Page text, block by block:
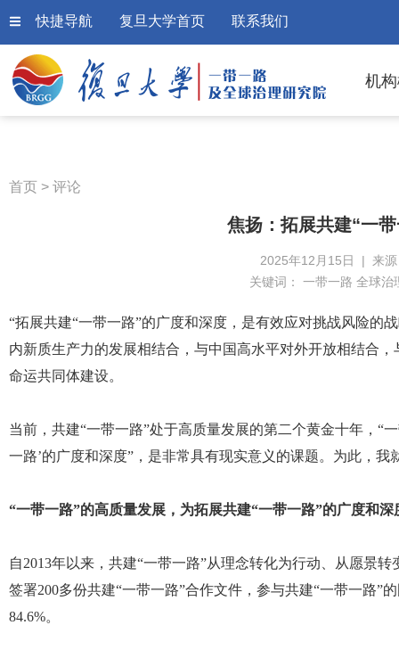
快捷导航 复旦大学首页 联系我们
机
首页 > 评论
焦扬：拓展共建“一
2025年12月15日 | 来
关键词： 一带一路 全球治
“拓展共建“一带一路”的广度和深度，是有效应对挑战风险的
内新质生产力的发展相结合，与中国高水平对外开放相结合
命运共同体建设。
当前，共建“一带一路”处于高质量发展的第二个黄金十年，“
一路’的广度和深度”，是非常具有现实意义的课题。为此，我
“一带一路”的高质量发展，为拓展共建“一带一路”的广度和
自2013年以来，共建“一带一路”从理念转化为行动、从愿景
签署200多份共建“一带一路”合作文件，参与共建“一带一路”
84.6%。